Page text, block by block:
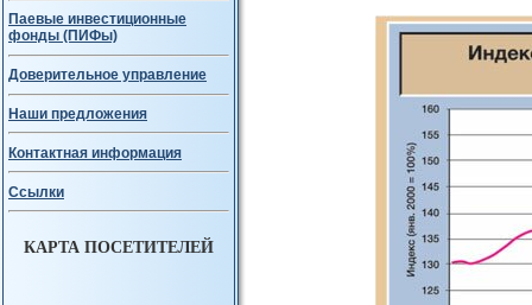
Паевые инвестиционные
фонды (ПИФы)
Доверительное управление
Наши предложения
Контактная информация
Ссылки
КАРТА ПОСЕТИТЕЛЕЙ